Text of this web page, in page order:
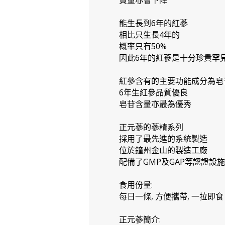
能生長到6年的紅蔘
相比只生長4年的
概率只有50%
因此6年的紅蔘是十分珍貴罕
紅參含有的主要功能成分為
6年生紅參品質優良
皂苷含量亦最為優秀
正元蔘的蔘精系列
採用了最先進的系統製造
位於鐘州金山的製造工廠
配備了GMP及GAP等認證設施
食用份量:
每日一條, 方便攜帶, 一拉即食
正元蔘簡介: